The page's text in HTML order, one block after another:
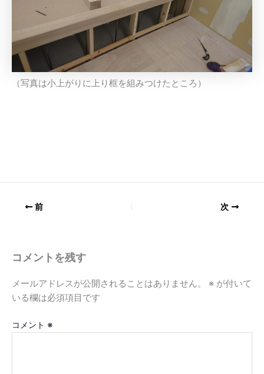
（写真は小上がりに上り框を組みつけたところ）
前 次
コメントを残す
メールアドレスが公開されることはありません。 ※ が付いて
いる欄は必須項目です
コメント ※